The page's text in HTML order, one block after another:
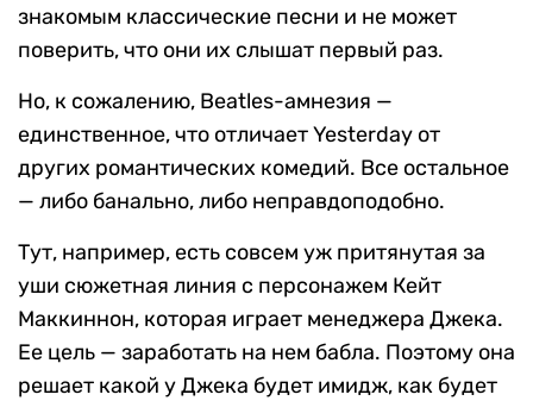
знакомым классические песни и не может
поверить, что они их слышат первый раз.
Но, к сожалению, Beatles-амнезия —
единственное, что отличает Yesterday от
других романтических комедий. Все остальное
— либо банально, либо неправдоподобно.
Тут, например, есть совсем уж притянутая за
уши сюжетная линия с персонажем Кейт
Маккиннон, которая играет менеджера Джека.
Ее цель — заработать на нем бабла. Поэтому она
решает какой у Джека будет имидж, как будет